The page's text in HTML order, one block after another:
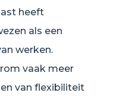
heeft
als een
werken.
vaak meer
van flexibiliteit